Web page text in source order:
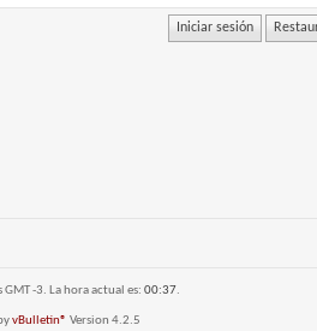
GMT -3. La hora actual es: 00:37.
vBulletin® Version 4.2.5